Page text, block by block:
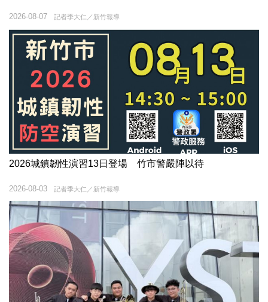
記者季大仁／新竹報導
2026-08-07
2026城鎮韌性演習13日登場 竹市警嚴陣以待
記者季大仁／新竹報導
2026-08-03